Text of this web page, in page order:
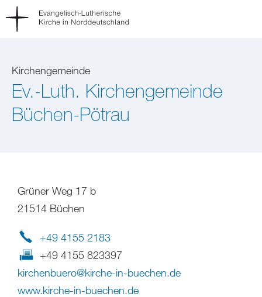
Kirchengemeinde
Ev.-Luth. Kirchengemeinde
Büchen-Pötrau
Grüner Weg 17 b
21514 Büchen
+49 4155 2183
+49 4155 823397
kirchenbuero@kirche-in-buechen.de
www.kirche-in-buechen.de